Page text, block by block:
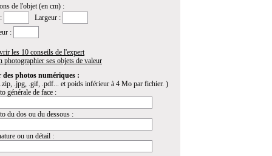
de l'objet (en cm) :
Largeur :
:
les 10 conseils de l'expert
photographier ses objets de valeur
des photos numériques :
.jpg, .gif, .pdf... et poids inférieur à 4 Mo par fichier. )
générale de face :
du dos ou du dessous :
ou un détail :